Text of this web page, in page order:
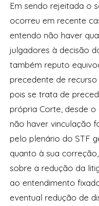
Em sendo rejeitada o
ocorreu em recente
entendo não haver
julgadores à decisão
também reputo
precedente de
pois se trata de
própria Corte, desde
não haver vinculação
pelo plenário do STF
quanto à sua
sobre a redução da
ao entendimento
eventual redução de